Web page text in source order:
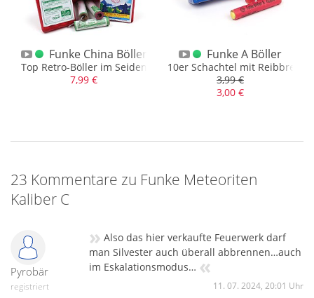
Vorbild
Funke China Böller D 2016 F2
Top Retro-Böller im Seidenpapier 4er Päckchen
7,99 €
Funke A Böller
10er Schachtel mit Reibbrett
3,99 €
3,00 €
23 Kommentare zu Funke Meteoriten
Kaliber C
Pyrobär
registriert
» Also das hier verkaufte Feuerwerk darf
man Silvester auch überall abbrennen…auch
im Eskalationsmodus… «
11. 07. 2024, 20:01 Uhr